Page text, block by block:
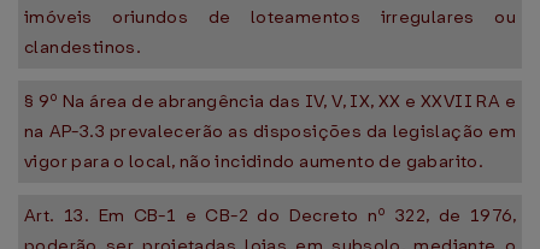
imóveis oriundos de loteamentos irregulares ou
clandestinos.
§ 9º Na área de abrangência das IV, V, IX, XX e XXVII RA e
na AP-3.3 prevalecerão as disposições da legislação em
vigor para o local, não incidindo aumento de gabarito.
Art. 13. Em CB-1 e CB-2 do Decreto nº 322, de 1976,